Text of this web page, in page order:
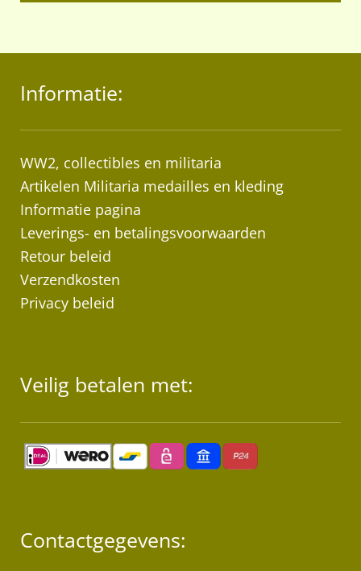
Informatie:
WW2, collectibles en militaria
Artikelen Militaria medailles en kleding
Informatie pagina
Leverings- en betalingsvoorwaarden
Retour beleid
Verzendkosten
Privacy beleid
Veilig betalen met:
Contactgegevens: